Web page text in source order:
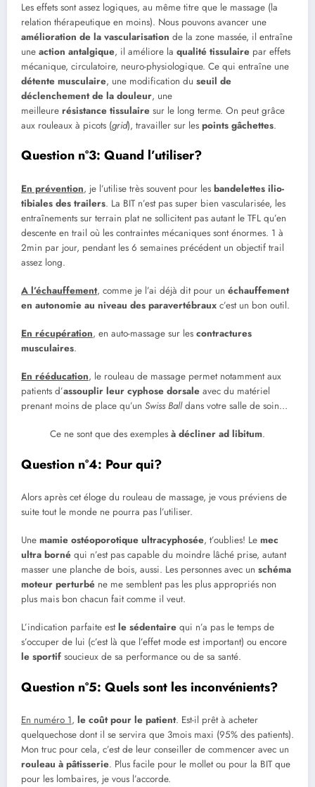
Les effets sont assez logiques, au même titre que le massage (la
relation thérapeutique en moins). Nous pouvons avancer une
amélioration de la vascularisation de la zone massée, il entraîne
une action antalgique, il améliore la qualité tissulaire par effets
mécanique, circulatoire, neuro-physiologique. Ce qui entraîne une
détente musculaire, une modification du seuil de
déclenchement de la douleur, une
meilleure résistance tissulaire sur le long terme. On peut grâce
aux rouleaux à picots (grid), travailler sur les points gâchettes.
Question n°3: Quand l’utiliser?
En prévention, je l’utilise très souvent pour les bandelettes ilio-
tibiales des trailers. La BIT n’est pas super bien vascularisée, les
entraînements sur terrain plat ne sollicitent pas autant le TFL qu’en
descente en trail où les contraintes mécaniques sont énormes. 1 à
2min par jour, pendant les 6 semaines précédent un objectif trail
assez long.
A l’échauffement, comme je l’ai déjà dit pour un échauffement
en autonomie au niveau des paravertébraux c’est un bon outil.
En récupération, en auto-massage sur les contractures
musculaires.
En rééducation, le rouleau de massage permet notamment aux
patients d’assouplir leur cyphose dorsale avec du matériel
prenant moins de place qu’un Swiss Balldans votre salle de soin…
Ce ne sont que des exemples à décliner ad libitum.
Question n°4: Pour qui?
Alors après cet éloge du rouleau de massage, je vous préviens de
suite tout le monde ne pourra pas l’utiliser.
Une mamie ostéoporotique ultracyphosée, t’oublies! Le mec
ultra borné qui n’est pas capable du moindre lâché prise, autant
masser une planche de bois, aussi. Les personnes avec un schéma
moteur perturbé ne me semblent pas les plus appropriés non
plus mais bon chacun fait comme il veut.
L’indication parfaite estle sédentaire qui n’a pas le temps de
s’occuper de lui (c’est là que l’effet mode est important) ou encore
le sportif soucieux de sa performance ou de sa santé.
Question n°5: Quels sont les inconvénients?
En numéro 1, le coût pour le patient. Est-il prêt à acheter
quelquechose dont il se servira que 3mois maxi (95% des patients).
Mon truc pour cela, c’est de leur conseiller de commencer avec un
rouleau à pâtisserie. Plus facile pour le mollet ou pour la BIT que
pour les lombaires, je vous l’accorde.